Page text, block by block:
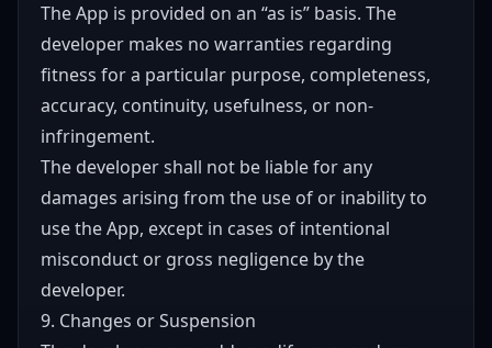
The App is provided on an “as is” basis. The
developer makes no warranties regarding
fitness for a particular purpose, completeness,
accuracy, continuity, usefulness, or non-
infringement.
The developer shall not be liable for any
damages arising from the use of or inability to
use the App, except in cases of intentional
misconduct or gross negligence by the
developer.
9. Changes or Suspension